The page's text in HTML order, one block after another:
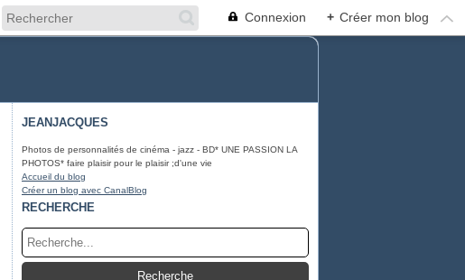
Connexion + Créer mon blog
JEANJACQUES
Photos de personnalités de cinéma - jazz - BD* UNE PASSION LA
PHOTOS* faire plaisir pour le plaisir ;d'une vie
Accueil du blog
Créer un blog avec CanalBlog
RECHERCHE